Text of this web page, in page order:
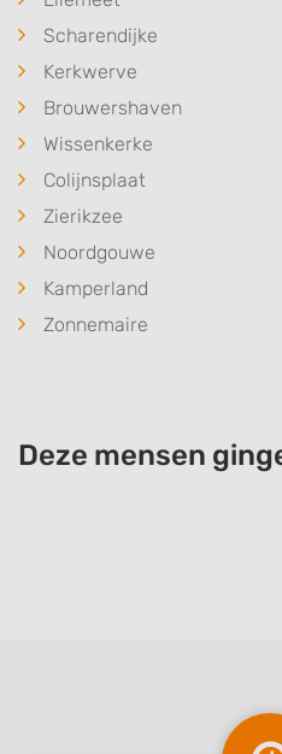
Scharendijke
Kerkwerve
Brouwershaven
Wissenkerke
Colijnsplaat
Zierikzee
Noordgouwe
Kamperland
Zonnemaire
Deze mensen